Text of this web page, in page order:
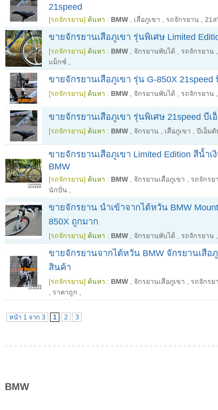
21speed
[รถจักรยาน] ค้นหา : BMW เสือภูเขา รถจักรยาน 21
ขายจักรยานเสือภูเขา รุ่นพิเศษ Limited
[รถจักรยาน] ค้นหา : BMW จักรยานพับได้ รถจักรยาน
แม็กซ์
ขายจักรยานเสือภูเขา รุ่น G-850X 21speed
[รถจักรยาน] ค้นหา : BMW จักรยานพับได้ รถจักรยาน
ขายจักรยานเสือภูเขา รุ่นพิเศษ 21speed บีเ
[รถจักรยาน] ค้นหา : BMW จักรยาน เสือภูเขา บีเอ็ม
ขายจักรยานเสือภูเขา Limited Edition สีน้ำเ
BMW
[รถจักรยาน] ค้นหา : BMW จักรยานเสือภูเขา
รถจักรย
นักปั่น
ขายจักรยาน นำเข้าจากไต้หวัน BMW
850X ถูกมาก
[รถจักรยาน] ค้นหา : BMW จักรยานพับได้ รถจักรยาน
ขายจักรยานจากไต้หวัน BMW จักรยานเสือ
สินค้า
[รถจักรยาน] ค้นหา : BMW จักรยานเสือภูเขา
รถจักรย
ราคาถูก
หน้า 1 จาก 3 1 2 3
BMW